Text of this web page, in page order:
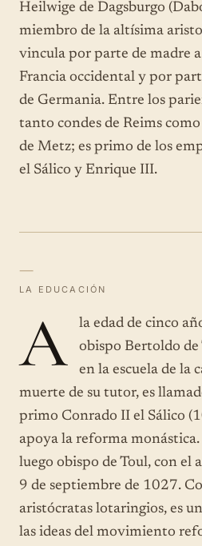
Heilwige de Dagsburgo
miembro de la altísima
vincula por parte de madre
Francia occidental y por
de Germania. Entre los
tanto condes de Reims
de Metz; es primo de los
el Sálico y Enrique III.
—
LA EDUCACIÓN
A
la edad de cinco
obispo Bertoldo de
en la escuela de la
muerte de su tutor, es
primo Conrado II el Sálico
apoya la reforma
luego obispo de Toul, con el
9 de septiembre de 1027.
aristócratas lotaringios, es
las ideas del movimiento